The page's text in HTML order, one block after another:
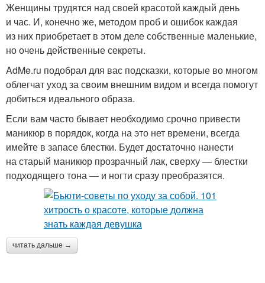
Женщины трудятся над своей красотой каждый день
и час. И, конечно же, методом проб и ошибок каждая
из них приобретает в этом деле собственные маленькие,
но очень действенные секреты.
AdMe.ru подобрал для вас подсказки, которые во многом
облегчат уход за своим внешним видом и всегда помогут
добиться идеального образа.
Если вам часто бывает необходимо срочно привести
маникюр в порядок, когда на это нет времени, всегда
имейте в запасе блестки. Будет достаточно нанести
на старый маникюр прозрачный лак, сверху — блестки
подходящего тона — и ногти сразу преобразятся.
читать дальше →